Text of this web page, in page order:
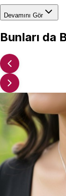
Devamını Gör
Bunları da